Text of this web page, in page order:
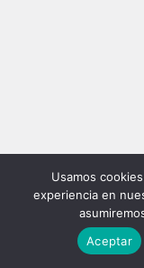
Usamos
experiencia en
Aceptar